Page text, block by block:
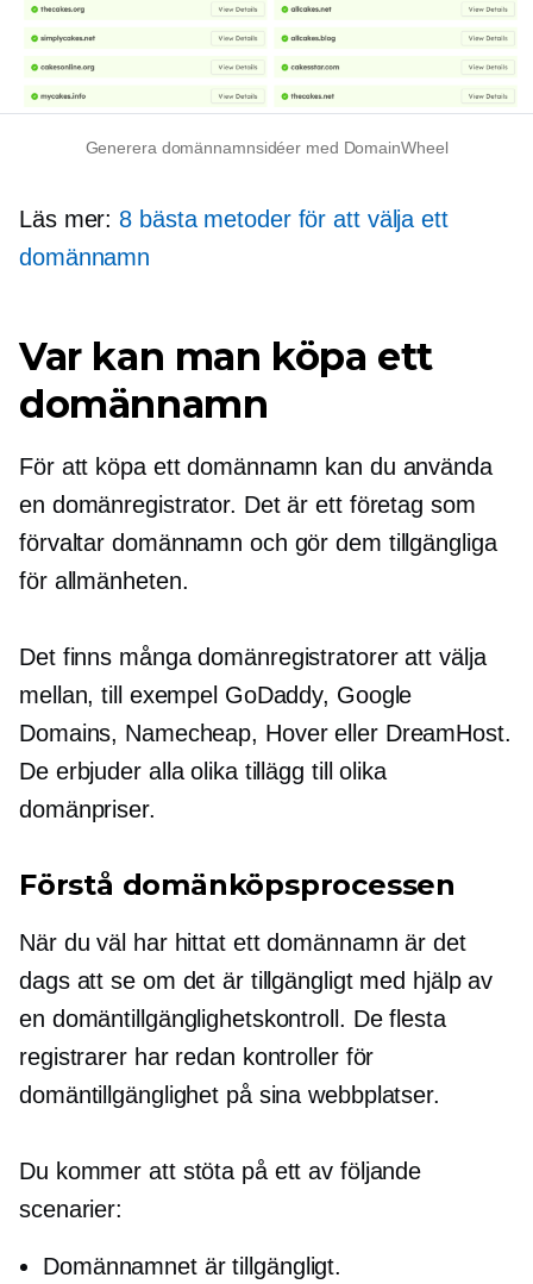
Generera domännamnsidéer med DomainWheel
Läs mer: 8 bästa metoder för att välja ett
domännamn
Var kan man köpa ett
domännamn
För att köpa ett domännamn kan du använda
en domänregistrator. Det är ett företag som
förvaltar domännamn och gör dem tillgängliga
för allmänheten.
Det finns många domänregistratorer att välja
mellan, till exempel GoDaddy, Google
Domains, Namecheap, Hover eller DreamHost.
De erbjuder alla olika tillägg till olika
domänpriser.
Förstå domänköpsprocessen
När du väl har hittat ett domännamn är det
dags att se om det är tillgängligt med hjälp av
en domäntillgänglighetskontroll. De flesta
registrarer har redan kontroller för
domäntillgänglighet på sina webbplatser.
Du kommer att stöta på ett av följande
scenarier:
Domännamnet är tillgängligt.